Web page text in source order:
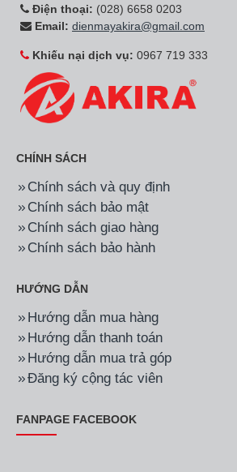
Điện thoại: (028) 6658 0203
Email: dienmayakira@gmail.com
Khiếu nại dịch vụ: 0967 719 333
CHÍNH SÁCH
Chính sách và quy định
Chính sách bảo mật
Chính sách giao hàng
Chính sách bảo hành
HƯỚNG DẪN
Hướng dẫn mua hàng
Hướng dẫn thanh toán
Hướng dẫn mua trả góp
Đăng ký cộng tác viên
FANPAGE FACEBOOK